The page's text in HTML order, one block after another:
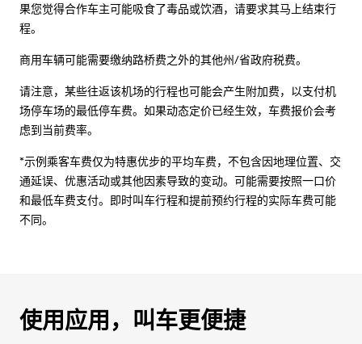
果您觉得合作车主可能吸食了毒品或饮酒，请要求其马上结束行
程。
商用车辆可能需要缴纳路桥费之外的其他州/省政府税费。
请注意，某些往返该机场的行程也可能会产生附加费，以支付机
场停车场的最低停车费。如果动态定价已经生效，车费报价会考
虑到当前费率。
*示例乘客车费仅为特惠优步的平均车费，不包含因地理位置、交
通延误、优惠活动或其他因素导致的变动。可能需要按照一口价
和最低车费支付。即时叫车行程和提前预约行程的实际车费可能
不同。
使用应用，叫车更便捷